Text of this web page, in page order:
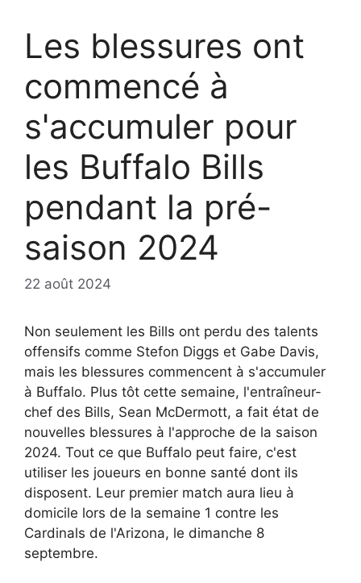
Les blessures ont
commencé à
s'accumuler pour
les Buffalo Bills
pendant la pré-
saison 2024
22 août 2024
Non seulement les Bills ont perdu des talents
offensifs comme Stefon Diggs et Gabe Davis,
mais les blessures commencent à s'accumuler
à Buffalo. Plus tôt cette semaine, l'entraîneur-
chef des Bills, Sean McDermott, a fait état de
nouvelles blessures à l'approche de la saison
2024. Tout ce que Buffalo peut faire, c'est
utiliser les joueurs en bonne santé dont ils
disposent. Leur premier match aura lieu à
domicile lors de la semaine 1 contre les
Cardinals de l'Arizona, le dimanche 8
septembre.